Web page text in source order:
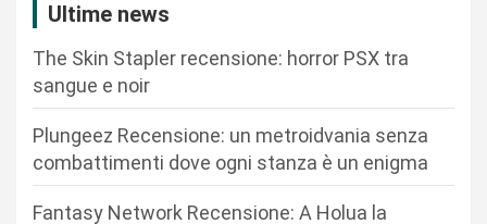
Ultime news
The Skin Stapler recensione: horror PSX tra
sangue e noir
Plungeez Recensione: un metroidvania senza
combattimenti dove ogni stanza è un enigma
Fantasy Network Recensione: A Holua la